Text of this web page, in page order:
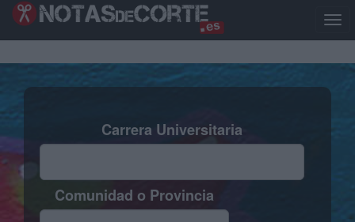
Pasar
Carrera Universitaria
Comunidad o Provincia